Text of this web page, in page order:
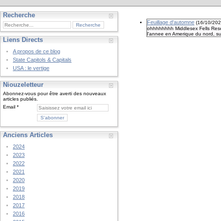
Recherche
Liens Directs
A propos de ce blog
State Capitols & Capitals
USA : le vertige
Niouzeletteur
Abonnez-vous pour être averti des nouveaux
articles publiés.
Email
Anciens Articles
2024
2023
2022
2021
2020
2019
2018
2017
2016
Feuillage d'automne(16/10/
ohhhhhhhh Middlesex Fells
l'annee en Amerique du nord,